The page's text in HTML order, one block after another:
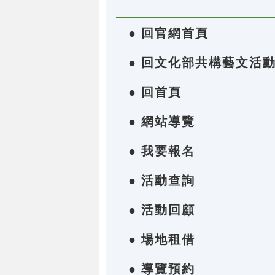
● 回官網首頁
● 回文化部共構藝文活
● 回首頁
● 網站導覽
● 我要報名
● 活動查詢
● 活動回顧
● 場地租借
● 導覽預約